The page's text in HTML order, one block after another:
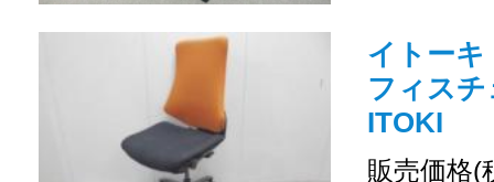
イトーキ
フィスチ
ITOKI
販売価格(